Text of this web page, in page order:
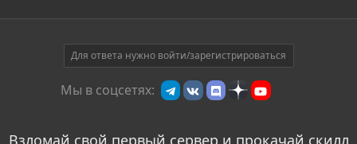
Для ответа нужно войти/зарегистрироваться
Мы в соцсетях:
Взломай свой первый сервер и прокачай скилл